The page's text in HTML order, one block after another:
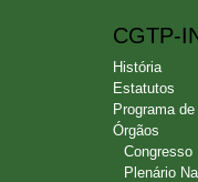
CGTP-
História
Estatutos
Programa
Órgãos
Congresso
Plenário